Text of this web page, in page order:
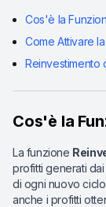
Cos'è la
Come Attivare
Reinvestimento
Cos'è la
La funzione
profitti generati
di ogni nuovo
anche i profitti